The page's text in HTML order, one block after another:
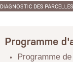
DIAGNOSTIC DES PARCELLES
Programme
Programme